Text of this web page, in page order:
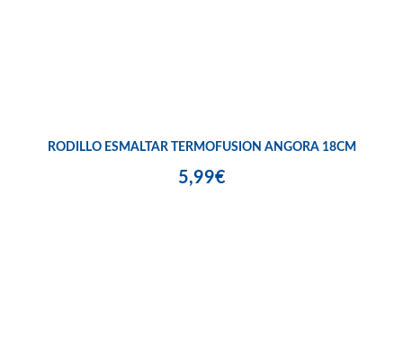
RODILLO ESMALTAR TERMOFUSION ANGORA 18CM
5,99€